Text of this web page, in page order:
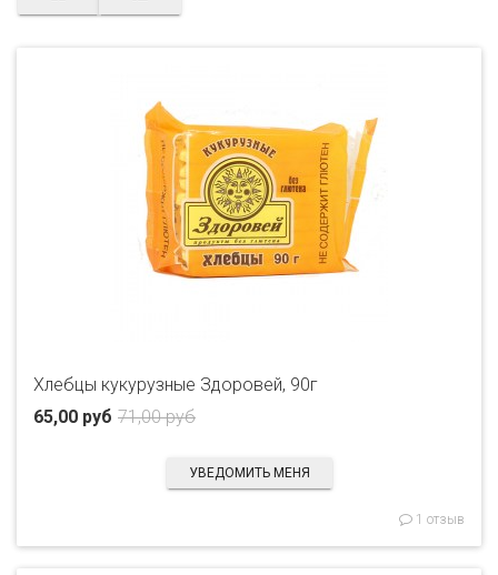
Хлебцы кукурузные Здоровей, 90г
71,00 руб
65,00 руб
УВЕДОМИТЬ МЕНЯ
1 отзыв